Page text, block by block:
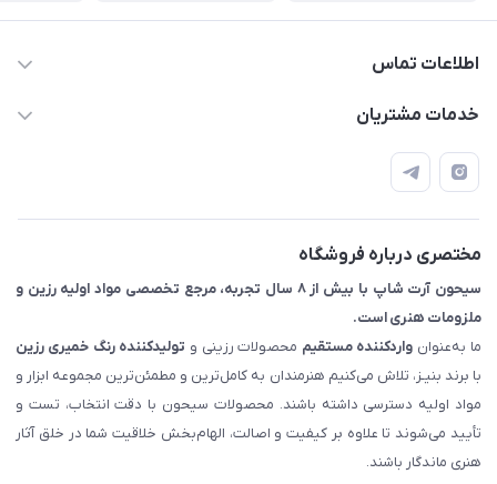
اطلاعات تماس
خدمات مشتریان
📝 قوانین و مقررات
📖 راهنما
مختصری درباره فروشگاه
سیحون آرت شاپ با بیش از ۸ سال تجربه، مرجع تخصصی مواد اولیه رزین و
ملزومات هنری است.
ما به‌عنوان واردکننده مستقیم محصولات رزینی و تولیدکننده رنگ خمیری رزین
با برند بنیـز، تلاش می‌کنیم هنرمندان به کامل‌ترین و مطمئن‌ترین مجموعه ابزار و
مواد اولیه دسترسی داشته باشند. محصولات سیحون با دقت انتخاب، تست و
تأیید می‌شوند تا علاوه بر کیفیت و اصالت، الهام‌بخش خلاقیت شما در خلق آثار
هنری ماندگار باشند.